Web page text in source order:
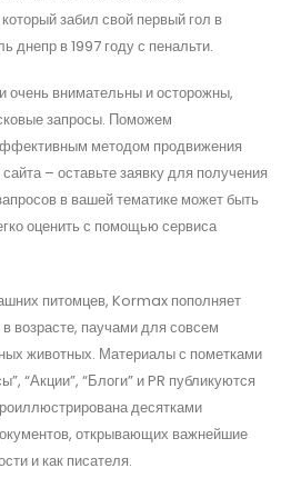
забил свой первый гол в
днепр в 1997 году с пенальти.
очень внимательны и осторожны,
запросы. Поможем
методом продвижения
– оставьте заявку для получения
в вашей тематике может быть
оценить с помощью сервиса
питомцев, Kormax пополняет
возрасте, паучами для совсем
животных. Материалы с пометками
“Акции”, “Блоги” и PR публикуются
десятками
открывающих важнейшие
и как писателя.